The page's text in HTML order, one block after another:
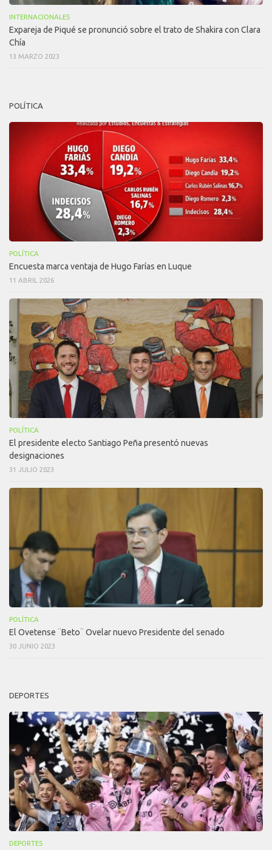
INTERNACIONALES
Expareja de Piqué se pronunció sobre el trato de Shakira con Clara
Chía
13 MARZO 2023
POLÍTICA
POLÍTICA
Encuesta marca ventaja de Hugo Farías en Luque
11 ABRIL 2026
POLÍTICA
El presidente electo Santiago Peña presentó nuevas
designaciones
31 JULIO 2023
POLÍTICA
El Ovetense ¨Beto¨ Ovelar nuevo Presidente del senado
30 JUNIO 2023
DEPORTES
DEPORTES